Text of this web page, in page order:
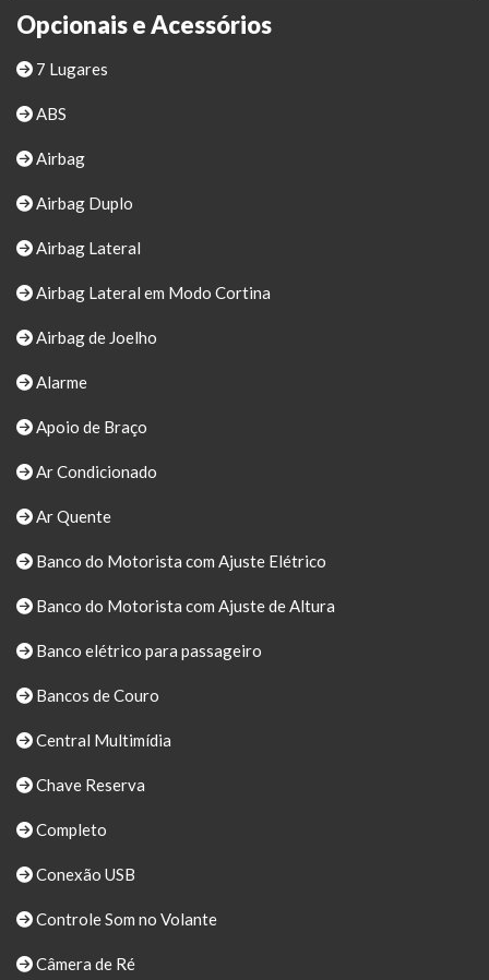
Opcionais e Acessórios
7 Lugares
ABS
Airbag
Airbag Duplo
Airbag Lateral
Airbag Lateral em Modo Cortina
Airbag de Joelho
Alarme
Apoio de Braço
Ar Condicionado
Ar Quente
Banco do Motorista com Ajuste Elétrico
Banco do Motorista com Ajuste de Altura
Banco elétrico para passageiro
Bancos de Couro
Central Multimídia
Chave Reserva
Completo
Conexão USB
Controle Som no Volante
Câmera de Ré